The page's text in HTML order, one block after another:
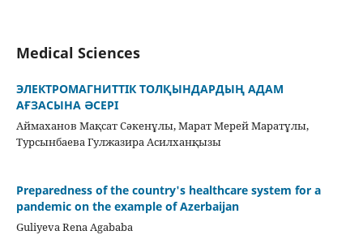
Medical Sciences
ЭЛЕКТРОМАГНИТТІК ТОЛҚЫНДАРДЫҢ АДАМ
АҒЗАСЫНА ӘСЕРІ
Аймаханов Мақсат Сәкенұлы, Марат Мерей Маратұлы,
Турсынбаева Гулжазира Асилханқызы
Preparedness of the country's healthcare system for a
pandemic on the example of Azerbaijan
Guliyeva Rena Agababa